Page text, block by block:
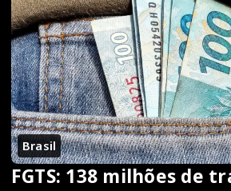
Brasil
FGTS: 138 milhões de